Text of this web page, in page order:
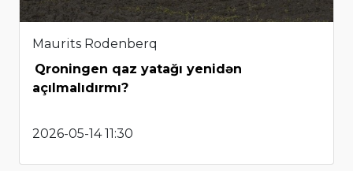
Maurits Rodenberq
Qroningen qaz yatağı yenidən
açılmalıdırmı?
2026-05-14 11:30